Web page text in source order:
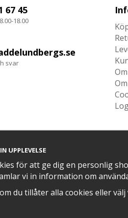
67 45
18.00
svar
UPPLEVELSE
för att ge dig en personlig
vi in information om
du tillåter alla cookies eller